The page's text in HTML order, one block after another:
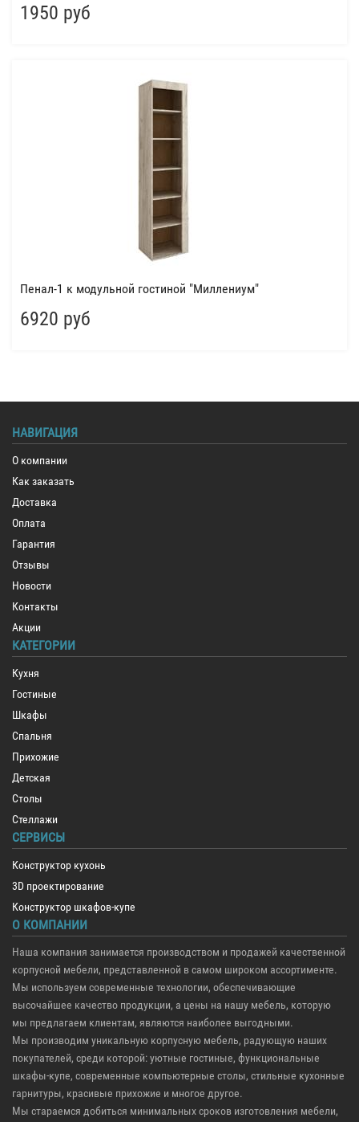
1950 руб
Пенал-1 к модульной гостиной "Миллениум"
6920 руб
НАВИГАЦИЯ
О компании
Как заказать
Доставка
Оплата
Гарантия
Отзывы
Новости
Контакты
Акции
КАТЕГОРИИ
Кухня
Гостиные
Шкафы
Спальня
Прихожие
Детская
Столы
Стеллажи
СЕРВИСЫ
Конструктор кухонь
3D проектирование
Конструктор шкафов-купе
О КОМПАНИИ
Наша компания занимается производством и продажей качественной
корпусной мебели, представленной в самом широком ассортименте.
Мы используем современные технологии, обеспечивающие
высочайшее качество продукции, а цены на нашу мебель, которую
мы предлагаем клиентам, являются наиболее выгодными.
Мы производим уникальную корпусную мебель, радующую наших
покупателей, среди которой: уютные гостиные, функциональные
шкафы-купе, современные компьютерные столы, стильные кухонные
гарнитуры, красивые прихожие и многое другое.
Мы стараемся добиться минимальных сроков изготовления мебели,